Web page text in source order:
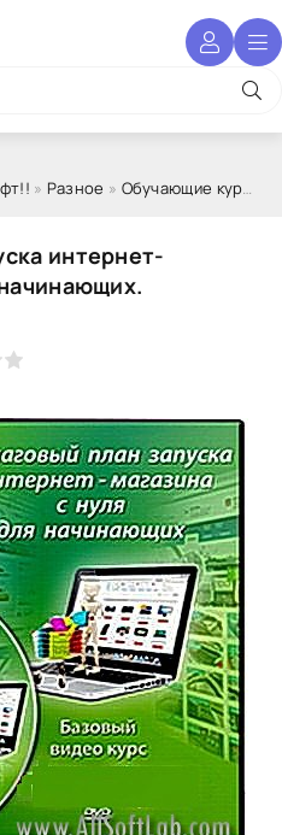
» Разное » Обучающие курсы
интернет-